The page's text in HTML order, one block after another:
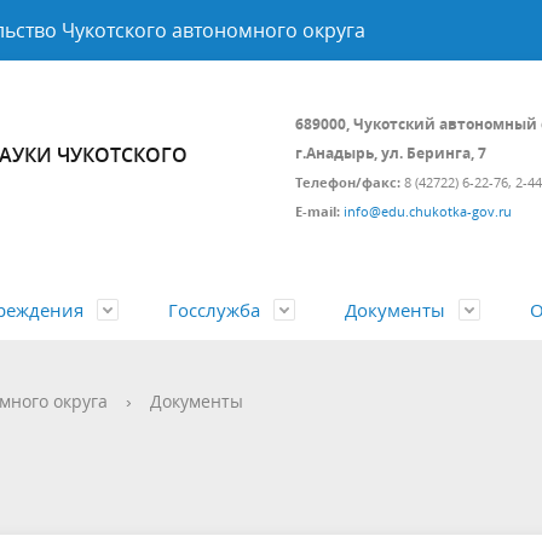
Чукотского автономного округа
ЧУКОТСКОГО
689000, Чукотский автономный
г.Анадырь, ул. Беринга, 7
Телефон/факс: 8 (42722) 6-22-76, 2-
E-mail: info@edu.chukotka-gov.ru
аналитической,
услуги
центр по поддержке НКО
Госслужба
на
Документы
правовых
данные
округа › Документы